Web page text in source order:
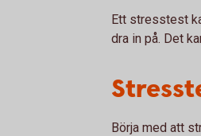
Ett stresstest
dra in på. Det
Börja med att